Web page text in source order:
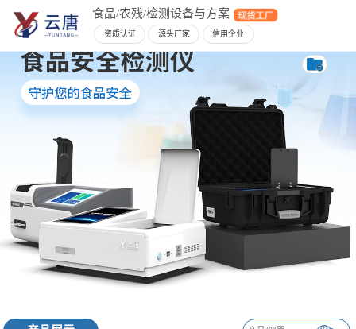
食品/农残/检测设备与方案
资质认证 源头厂家 信用企业